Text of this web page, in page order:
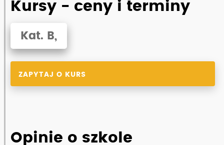
Kursy - ceny i terminy
Kat. B,
ZAPYTAJ O KURS
Opinie o szkole